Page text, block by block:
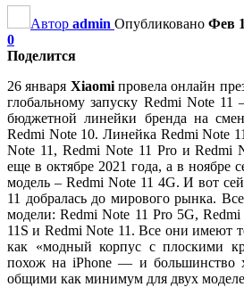
Автор admin Опубликовано Фев
0
Поделится
26 января Xiaomiпровела онлайн
глобальному запуску Redmi Note
бюджетной линейки бренда на
Redmi Note 10. Линейка Redmi Note
Note 11, Redmi Note 11 Pro и Redmi
еще в октябре 2021 года, а в ноябре
модель – Redmi Note 11 4G. И вот
11 добралась до мирового рынка.
модели: Redmi Note 11 Pro 5G,
11S и Redmi Note 11. Все они имеют
как «модный корпус с плоскими
похож на iPhone — и большинство
общими как минимум для двух